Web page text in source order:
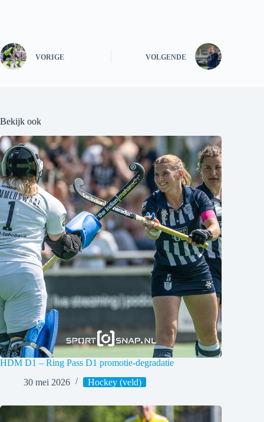
VORIGE VOLGENDE
Bekijk ook
HDM D1 – Ring Pass D1 promotie-degradatie
30 mei 2026
Hockey (veld)